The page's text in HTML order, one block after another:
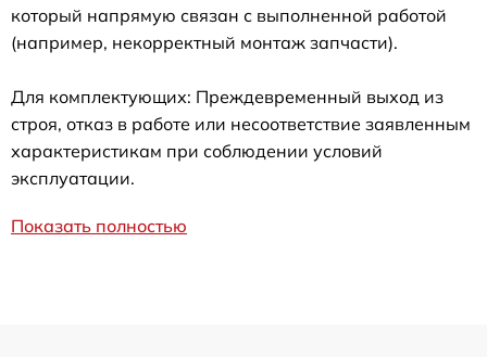
который напрямую связан с выполненной работой
(например, некорректный монтаж запчасти).
Для комплектующих: Преждевременный выход из
строя, отказ в работе или несоответствие заявленным
характеристикам при соблюдении условий
эксплуатации.
Показать полностью